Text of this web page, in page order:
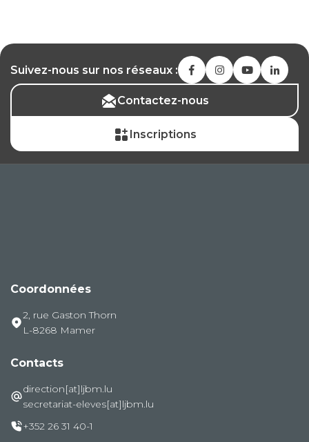
Suivez-nous sur nos réseaux :
Contactez-nous
Inscriptions
Coordonnées
2, rue Gaston Thorn
L-8268 Mamer
Contacts
direction[at]ljbm.lu
secretariat-eleves[at]ljbm.lu
+352 26 31 40-1